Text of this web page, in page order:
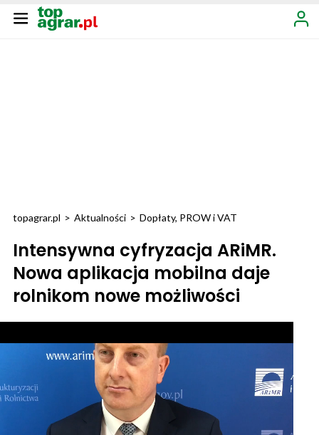
topagrar.pl > Aktualności > Dopłaty, PROW i VAT
Intensywna cyfryzacja ARiMR.
Nowa aplikacja mobilna daje
rolnikom nowe możliwości